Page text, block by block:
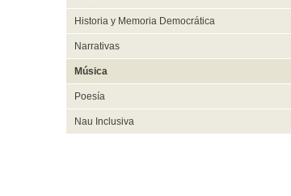
Historia y Memoria Democrática
Narrativas
Música
Poesía
Nau Inclusiva